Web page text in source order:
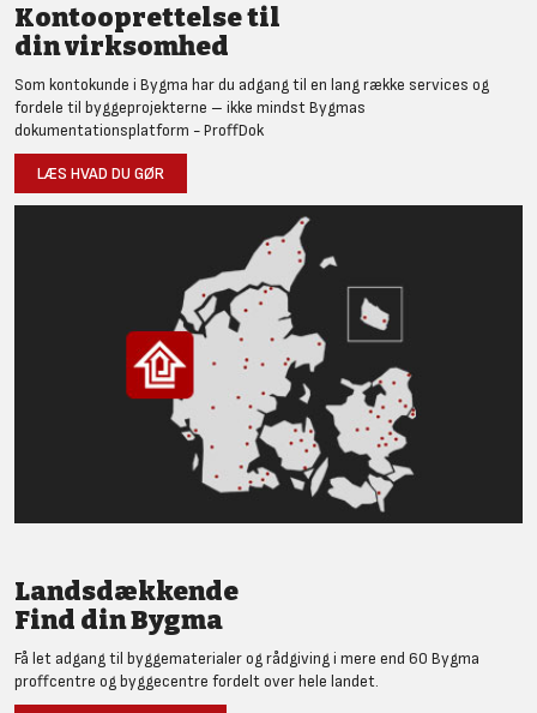
Kontooprettelse til
din virksomhed
Som kontokunde i Bygma har du adgang til en lang række services og
fordele til byggeprojekterne – ikke mindst Bygmas
dokumentationsplatform - ProffDok
LÆS HVAD DU GØR
Landsdækkende
Find din Bygma
Få let adgang til byggematerialer og rådgiving i mere end 60 Bygma
proffcentre og byggecentre fordelt over hele landet.